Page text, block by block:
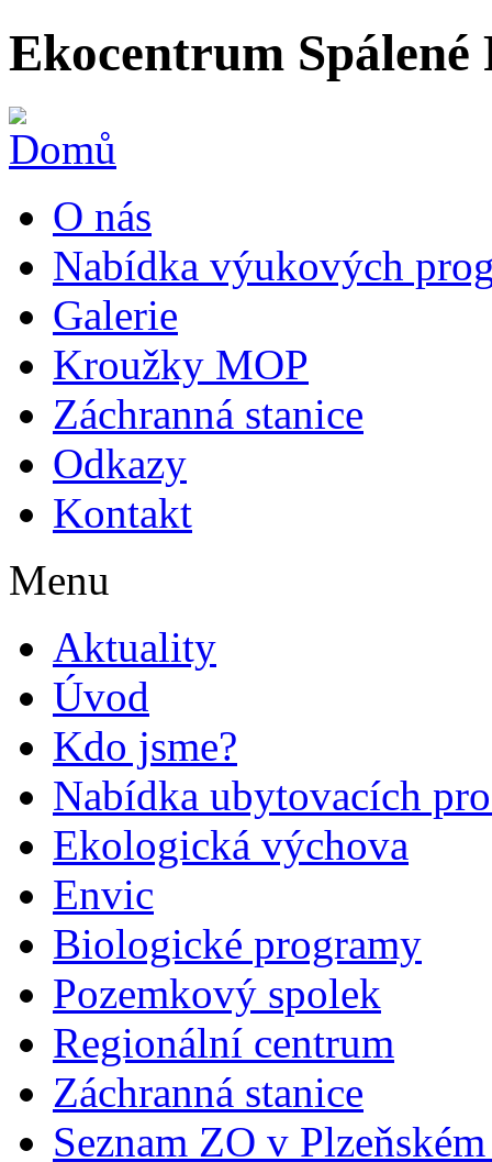
Ekocentrum Spálené
O nás
Nabídka výukových
Galerie
Kroužky MOP
Záchranná stanice
Odkazy
Kontakt
Menu
Aktuality
Úvod
Kdo jsme?
Nabídka ubytovacích
Ekologická výchova
Envic
Biologické programy
Pozemkový spolek
Regionální centrum
Záchranná stanice
Seznam ZO v